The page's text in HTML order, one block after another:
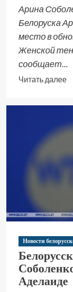
Арина
Белоруска
место в
Женской
сообщает...
Читать далее
Новости
Аделаиде